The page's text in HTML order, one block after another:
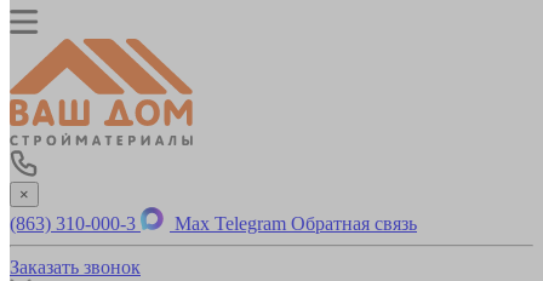
×
(863) 310-000-3 Max Telegram Обратная связь
Заказать звонок